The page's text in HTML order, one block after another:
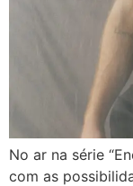
No ar na série
com as